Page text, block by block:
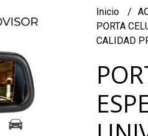
Inicio
PORTA
CALIDAD